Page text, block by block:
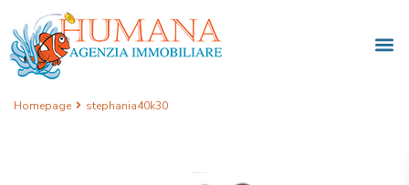
Homepage stephania40k30